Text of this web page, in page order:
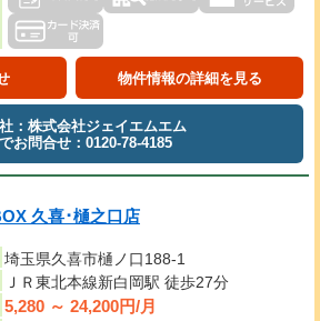
物件情報の詳細を見る
：株式会社ジェイエムエム
お問合せ：0120-78-4185
久喜･樋之口店
埼玉県久喜市樋ノ口188-1
ＪＲ東北本線新白岡駅 徒歩27分
5,280 ～ 24,200円/月